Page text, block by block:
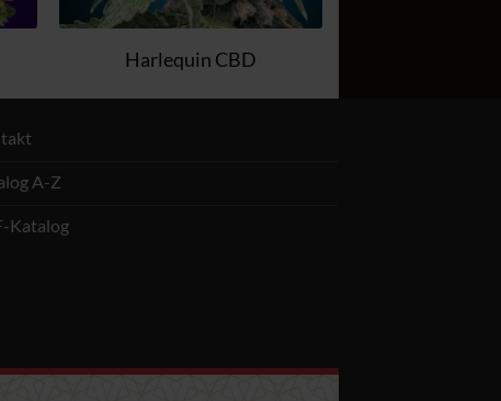
Harlequin CBD
A-Z
Katalog